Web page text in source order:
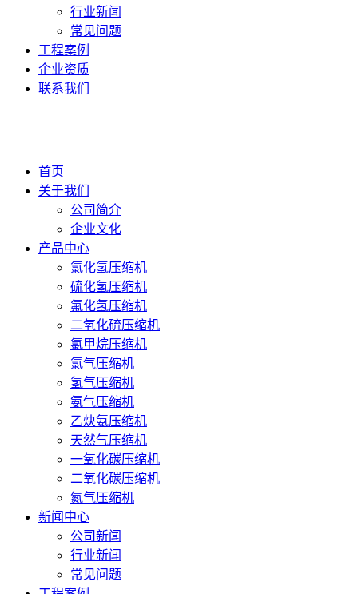
行业新闻
常见问题
工程案例
企业资质
联系我们
首页
关于我们
公司简介
企业文化
产品中心
氯化氢压缩机
硫化氢压缩机
氟化氢压缩机
二氧化硫压缩机
氯甲烷压缩机
氯气压缩机
氢气压缩机
氨气压缩机
乙炔氨压缩机
天然气压缩机
一氧化碳压缩机
二氧化碳压缩机
氮气压缩机
新闻中心
公司新闻
行业新闻
常见问题